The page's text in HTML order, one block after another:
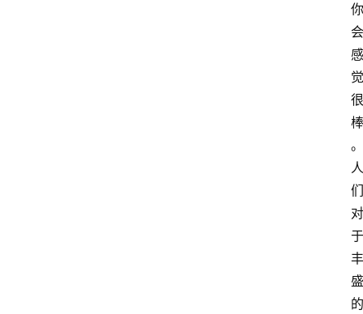
你
会
感
觉
很
棒
。
人
们
对
于
丰
盛
的